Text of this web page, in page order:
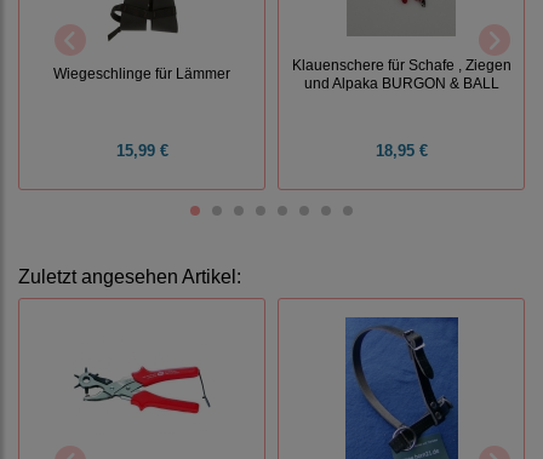
Wiegeschlinge für Lämmer
15,99 €
Klauenschere für Schafe , Ziegen
und Alpaka BURGON & BALL
18,95 €
Zuletzt angesehen Artikel: